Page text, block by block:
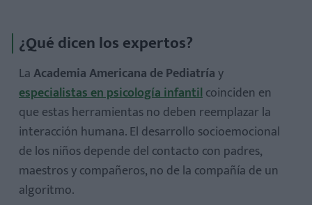
¿Qué dicen los expertos?
LaAcademia Americana de Pediatríay
especialistas en psicología infantilcoinciden en
que estas herramientas no deben reemplazar la
interacción humana. El desarrollo socioemocional
de los niños depende del contacto con padres,
maestros y compañeros, no de la compañía de un
algoritmo.